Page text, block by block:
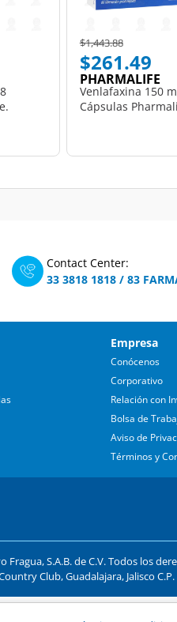
Price reduced from
$1,443.88to
$261.49
PHARMALIFE
Venlafaxina 150
Cápsulas
Contact Center:
33 3818 1818 / 83
Empresa
Conócenos
Corporativo
Relación con
Bolsa de
Aviso de
Términos y
S.A.B. de C.V. Todos los
Club, Guadalajara, Jalisco